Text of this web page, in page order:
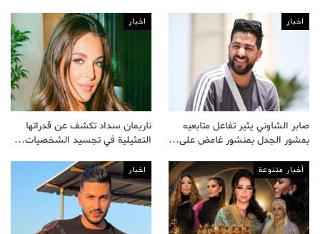
اخبار
صابر الشاوني يثير تفاعل متابعيه
بمشور الجدل بمنشور غامض على…
اخبار
ناريمان سداد تكشف عن قدراتها
التمثيلية في تجسيد الشخصيات…
أخبار متنوعة اخبار